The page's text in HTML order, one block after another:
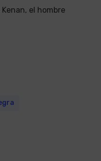
el hombre